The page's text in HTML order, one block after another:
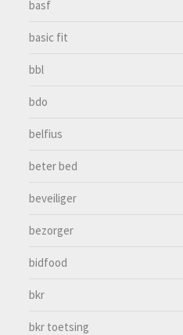
basf
basic fit
bbl
bdo
belfius
beter bed
beveiliger
bezorger
bidfood
bkr
bkr toetsing